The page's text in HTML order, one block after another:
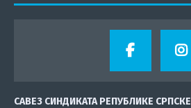
САВЕЗ СИНДИКАТА РЕПУБЛИКЕ СРПСКЕ